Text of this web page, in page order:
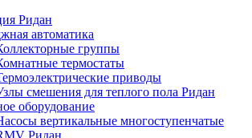
Ридан
автоматика
группы
термостаты
приводы
смешения для теплого пола Ридан
оборудование
вертикальные многоступенчатые
Ридан